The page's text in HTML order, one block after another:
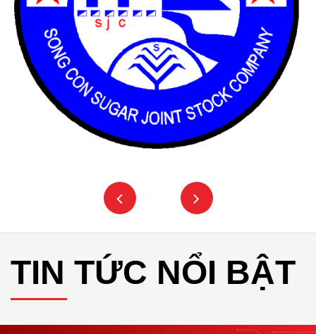
TIN TỨC NỔI BẬT